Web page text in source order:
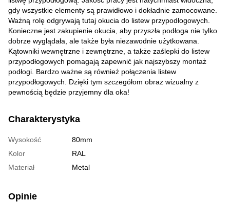
gdy wszystkie elementy są prawidłowo i dokładnie zamocowane.
Ważną rolę odgrywają tutaj okucia do listew przypodłogowych.
Konieczne jest zakupienie okucia, aby przyszła podłoga nie tylko
dobrze wyglądała, ale także była niezawodnie użytkowana.
Kątowniki wewnętrzne i zewnętrzne, a także zaślepki do listew
przypodłogowych pomagają zapewnić jak najszybszy montaż
podłogi. Bardzo ważne są również połączenia listew
przypodłogowych. Dzięki tym szczegółom obraz wizualny z
pewnością będzie przyjemny dla oka!
Charakterystyka
Wysokość
80mm
Kolor
RAL
Materiał
Metal
Opinie